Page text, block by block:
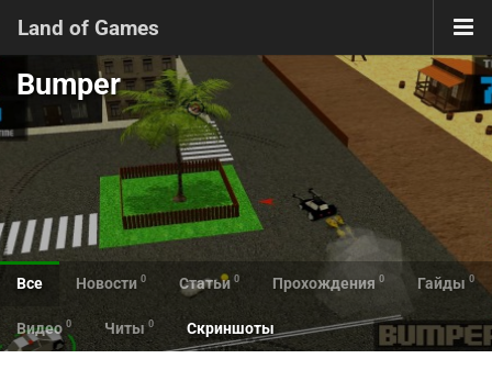
Land of Games
Bumper
Все Новости 0 Статьи 0 Прохождения 0 Гайды 0
Видео 0 Читы 0 Скриншоты